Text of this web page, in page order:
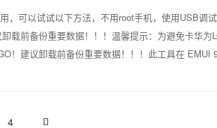
，可以试试以下方法，不用root手机，使用USB调
载前备份重要数据！！！温馨提示：为避免卡华为
！建议卸载前备份重要数据！！！此工具在 EMUI
4 